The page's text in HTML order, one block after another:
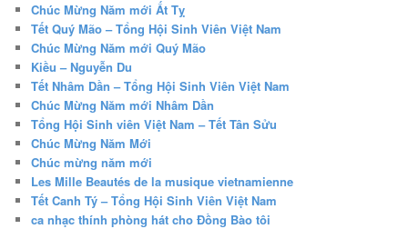
Chúc Mừng Năm mới Ất Tỵ
Tết Quý Mão – Tổng Hội Sinh Viên Việt Nam
Chúc Mừng Năm mới Quý Mão
Kiều – Nguyễn Du
Tết Nhâm Dần – Tổng Hội Sinh Viên Việt Nam
Chúc Mừng Năm mới Nhâm Dần
Tổng Hội Sinh viên Việt Nam – Tết Tân Sửu
Chúc Mừng Năm Mới
Chúc mừng năm mới
Les Mille Beautés de la musique vietnamienne
Tết Canh Tý – Tổng Hội Sinh Viên Việt Nam
ca nhạc thính phòng hát cho Đồng Bào tôi